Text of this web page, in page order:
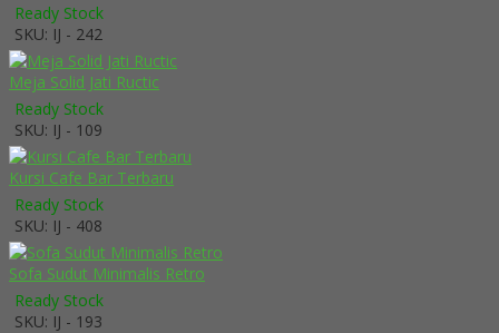
Ready Stock
SKU: IJ - 242
Meja Solid Jati Ructic
Ready Stock
SKU: IJ - 109
Kursi Cafe Bar Terbaru
Ready Stock
SKU: IJ - 408
Sofa Sudut Minimalis Retro
Ready Stock
SKU: IJ - 193